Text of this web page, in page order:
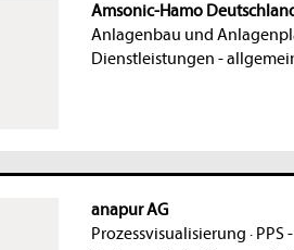
Amsonic-Hamo
Anlagenbau und
Dienstleistungen -
anapur AG
Prozessvisualisierung · PPS